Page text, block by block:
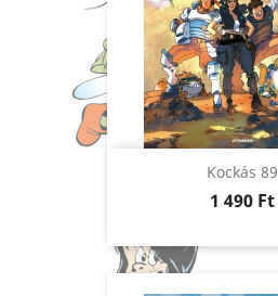
Kockás 89
Ár
1 490 Ft